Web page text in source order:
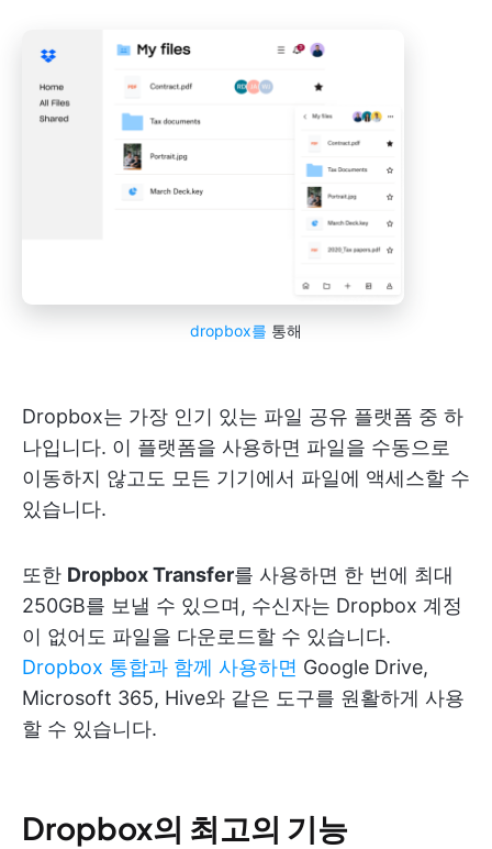
dropbox를 통해
Dropbox는 가장 인기 있는 파일 공유 플랫폼 중 하
나입니다. 이 플랫폼을 사용하면 파일을 수동으로
이동하지 않고도 모든 기기에서 파일에 액세스할 수
있습니다.
또한 Dropbox Transfer를 사용하면 한 번에 최대
250GB를 보낼 수 있으며, 수신자는 Dropbox 계정
이 없어도 파일을 다운로드할 수 있습니다.
Dropbox 통합과 함께 사용하면 Google Drive,
Microsoft 365, Hive와 같은 도구를 원활하게 사용
할 수 있습니다.
Dropbox의 최고의 기능